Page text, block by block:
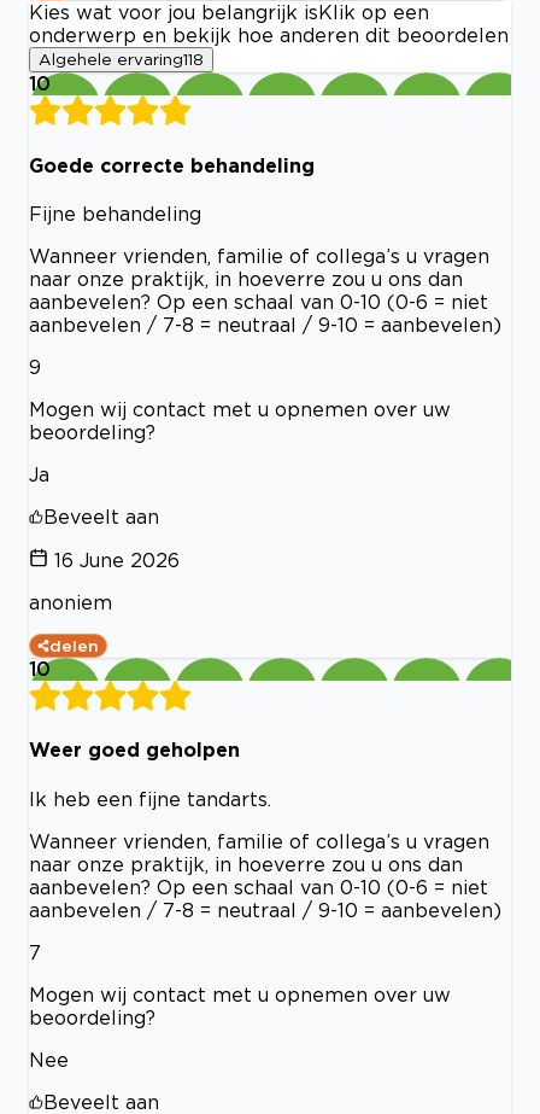
Kies wat voor jou belangrijk is Klik op een
onderwerp en bekijk hoe anderen dit beoordelen
Algehele ervaring118
10
Goede correcte behandeling
Fijne behandeling
Wanneer vrienden, familie of collega’s u vragen
naar onze praktijk, in hoeverre zou u ons dan
aanbevelen? Op een schaal van 0-10 (0-6 = niet
aanbevelen / 7-8 = neutraal / 9-10 = aanbevelen)
9
Mogen wij contact met u opnemen over uw
beoordeling?
Ja
Beveelt aan
16 June 2026
anoniem
delen
10
Weer goed geholpen
Ik heb een fijne tandarts.
Wanneer vrienden, familie of collega’s u vragen
naar onze praktijk, in hoeverre zou u ons dan
aanbevelen? Op een schaal van 0-10 (0-6 = niet
aanbevelen / 7-8 = neutraal / 9-10 = aanbevelen)
7
Mogen wij contact met u opnemen over uw
beoordeling?
Nee
Beveelt aan